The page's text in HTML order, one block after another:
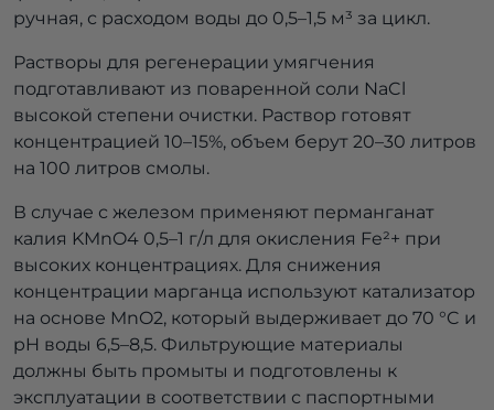
ручная, с расходом воды до 0,5–1,5 м³ за цикл.
Растворы для регенерации умягчения
подготавливают из поваренной соли NaCl
высокой степени очистки. Раствор готовят
концентрацией 10–15%, объем берут 20–30 литров
на 100 литров смолы.
В случае с железом применяют перманганат
калия KMnO4 0,5–1 г/л для окисления Fe²+ при
высоких концентрациях. Для снижения
концентрации марганца используют катализатор
на основе MnO2, который выдерживает до 70 °C и
pH воды 6,5–8,5. Фильтрующие материалы
должны быть промыты и подготовлены к
эксплуатации в соответствии с паспортными